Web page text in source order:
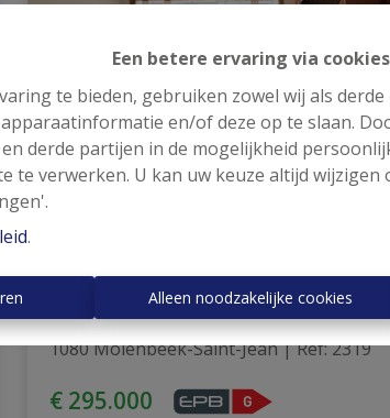
Een betere ervaring via cookies
te bieden, gebruiken zowel wij als
en/of deze op te slaan.
derde partijen in de mogelijkheid
te verwerken. U kan uw keuze altijd
.
Alleen noodzakelijke cookies
1080 Molenbeek-Saint-Jean|Ref: 2319
€ 295.000